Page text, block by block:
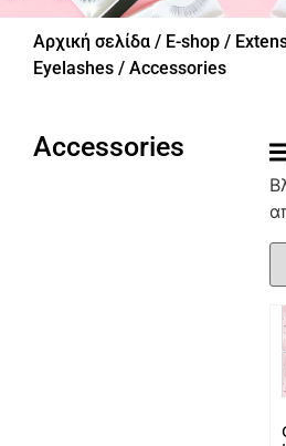
Αρχική σελίδα / E-shop /
Eyelashes / Accessories
Accessories